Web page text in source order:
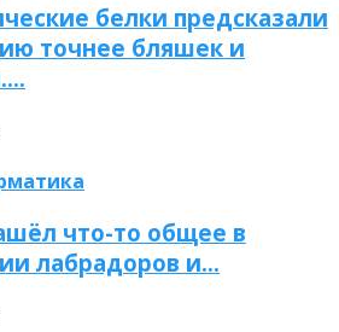
белки предсказали
точнее бляшек и
что-то общее в
лабрадоров и…